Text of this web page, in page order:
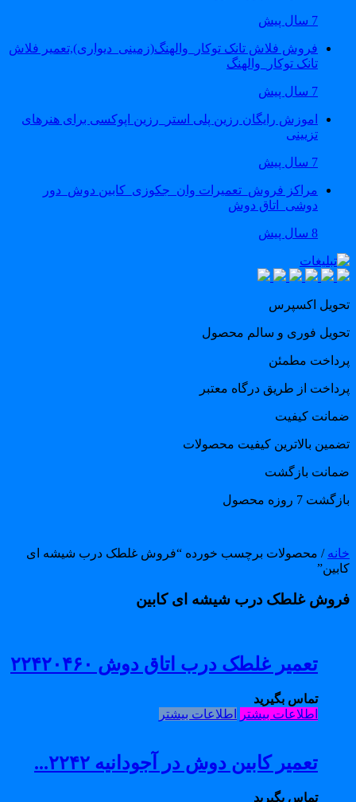
فروش فلاش تانک توکار_والهنگ(زمینی_دیواری),تعمیر فلاش
تانک توکار_والهنگ
اموزش رایگان رزین پلی استر_رزین اپوکسی برای هنرهای
تزیینی
مراکز فروش_تعمیرات وان_جکوزی_کابین دوش_دور
دوشی_اتاق دوش
اکسپرس
فوری و سالم محصول
مطمئن
از طریق درگاه معتبر
کیفیت
بالاترین کیفیت محصولات
بازگشت
7 روزه محصول
/ محصولات برچسب خورده “فروش غلطک درب شیشه ای
غلطک درب شیشه ای کابین
تعمیر غلطک درب اتاق دوش ۲۲۴۲۰۴۶۰
تماس بگیرید
اطلاعات بیشتر اطلاعات بیشتر
تعمیر کابین دوش در آجودانیه ۲۲۴۲...
تماس بگیرید